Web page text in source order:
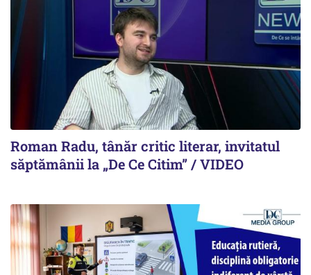
Roman Radu, tânăr critic literar, invitatul
săptămânii la „De Ce Citim” / VIDEO